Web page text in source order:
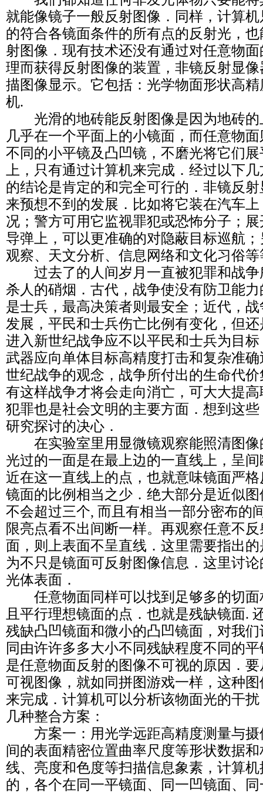
就能像镜子一般反射图像．同样，计算
的符合各镜面条件的所有点的反射光，
射图像．现有技术还没有通过对任意物
理而获得反射图像的装置，非镜反射显
描图像显示。它包括：光学物面形状高
机.
光滑的地砖能反射图像是因为地砖的
几乎在一个平面上的小镜面，而任意物
不同的小平镜及凸凹镜，不磨光将它们
上，只有通过计算机来完成．经过以下
的结论是肯定的和完全可行的．非镜反
来预想不到的发展．比如将它装在汽车
况；警方可用它监视罪犯或恐怖分子；
导弹上，可以更准确的对隐蔽目标巡航
观察、天文分析、信息网络和文化习俗
过去了的人间岁月一直被犯罪和战争
杀人的硝烟．古代，战争使没有防卫能
是士兵，最高决策者则最安全；近代，
发展，平民和士兵伤亡比例有变化，但
进入新世纪战争应不以平民和士兵为目
武器应向单体目标高精度打击和复杂准
世纪战争的观念，战争所付出的生命代
有这样战争才将会走向消亡，可大大提
犯罪也是社会文明的主要方面．想到这
研究探讨的决心．
在实验室里用显微镜观察能照清图像
光过的一面是在最上边的一直线上，呈
近在这一直线上的点，也就意味镜面严
镜面的比例相当之少．绝大部分是近似
不会超过三个, 而且有相当一部分密布的
限亮点看不出间断一样。再观察任意不
面，则上表面不呈直线．这里需要指出
为不只是镜面可反射图像信息．这里讨
光体表面．
任意物面同样可以找到足够多的切面
且平行理想镜面的点．也就是残缺镜面.
残缺凸凹镜面和微小的凸凹镜面，对我
同由许许多多大小不同残缺程度不同的
是任意物面反射的图像不可视的原因．
可视图像，就如同拼图游戏一样，这种
来完成．计算机可以分析该物面光的干
几种整合方案：
方案一：用光学远距高精度测量与摄
间的表面精密位置曲率尺度等形状数据
线、亮度和色度等扫描信息象素，计算
的，各个在同一平镜面、同一凹镜面、